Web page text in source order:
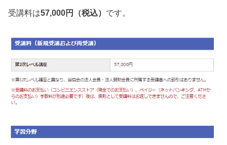
受講料は57,000円（税込） です。